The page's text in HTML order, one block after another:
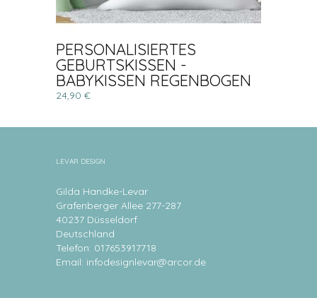
PERSONALISIERTES
GEBURTSKISSEN -
BABYKISSEN REGENBOGEN
24,90 €
LEVAR DESIGN
Gilda Handke-Levar
Grafenberger Allee 277-287
40237 Düsseldorf
Deutschland
Telefon: 017653917718
Email: infodesignlevar@arcor.de